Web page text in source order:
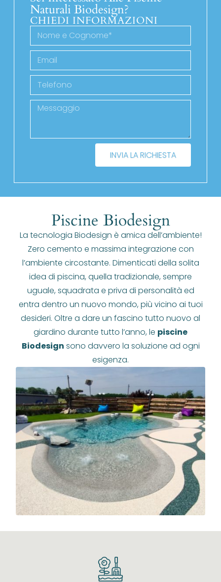
Naturali Biodesign?
CHIEDI INFORMAZIONI
INVIA LA RICHIESTA
Piscine Biodesign
La tecnologia Biodesign è amica dell’ambiente!
Zero cemento e massima integrazione con
l’ambiente circostante. Dimenticati della solita
idea di piscina, quella tradizionale, sempre
uguale, squadrata e priva di personalità ed
entra dentro un nuovo mondo, più vicino ai tuoi
desideri. Oltre a dare un fascino tutto nuovo al
giardino durante tutto l’anno, le piscine
Biodesign sono davvero la soluzione ad ogni
esigenza.